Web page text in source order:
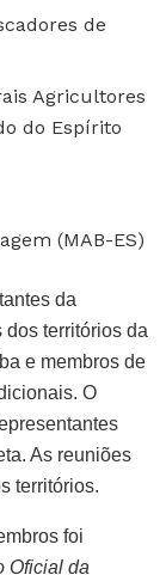
de
Agricultores
do Espírito
(MAB-ES)
da
territórios da
e membros de
O
As reuniões
territórios.
foi
Oficial da